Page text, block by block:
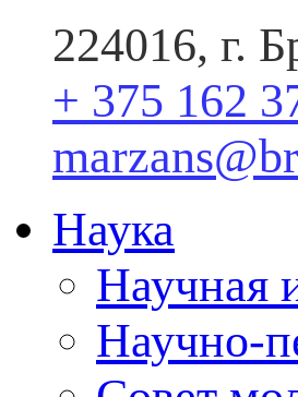
224016, г.
+ 375 162
Наука
Научная
Научно-